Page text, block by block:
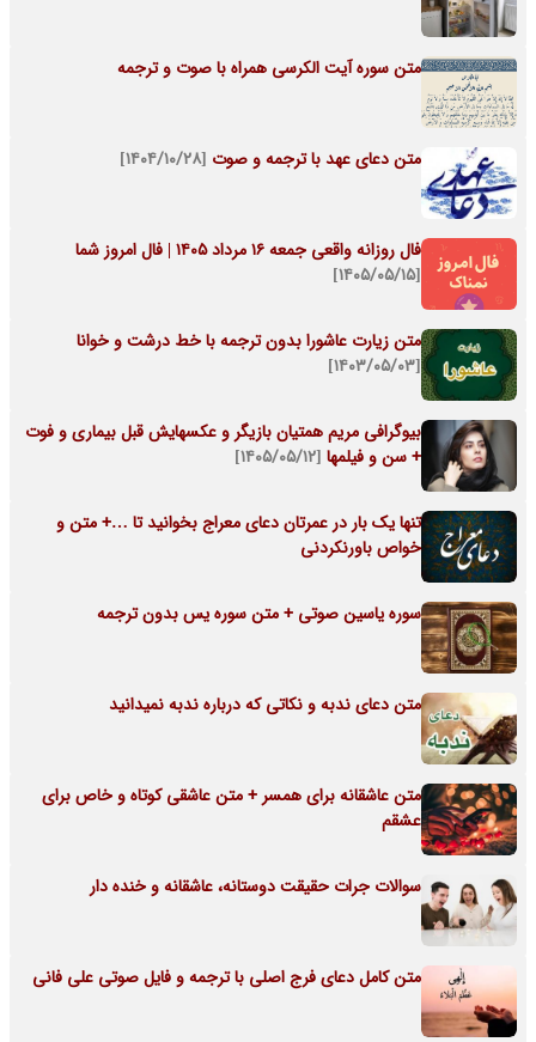
متن سوره آیت الکرسی همراه با صوت و ترجمه
متن دعای عهد با ترجمه و صوت [۱۴۰۴/۱۰/۲۸]
فال روزانه واقعی جمعه ۱۶ مرداد ۱۴۰۵ | فال امروز شما
[۱۴۰۵/۰۵/۱۵]
متن زیارت عاشورا بدون ترجمه با خط درشت و خوانا
[۱۴۰۳/۰۵/۰۳]
بیوگرافی مریم همتیان بازیگر و عکسهایش قبل بیماری و فوت
+ سن و فیلمها [۱۴۰۵/۰۵/۱۲]
تنها یک بار در عمرتان دعای معراج بخوانید تا …+ متن و
خواص باورنکردنی
سوره یاسین صوتی + متن سوره یس بدون ترجمه
متن دعای ندبه و نکاتی که درباره ندبه نمیدانید
متن عاشقانه برای همسر + متن عاشقی کوتاه و خاص برای
عشقم
سوالات جرات حقیقت دوستانه، عاشقانه و خنده دار
متن کامل دعای فرج اصلی با ترجمه و فایل صوتی علی فانی